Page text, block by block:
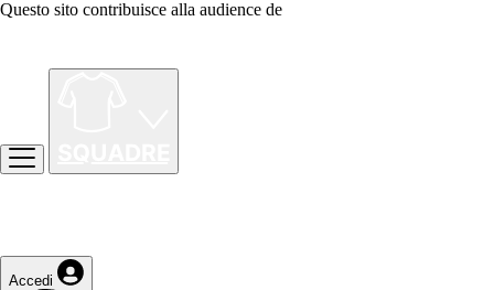
Questo sito contribuisce alla audience de
Accedi